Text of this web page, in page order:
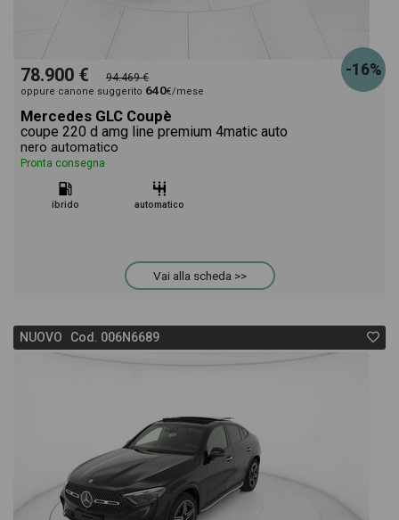
-16%
78.900 € 94.469 €
oppure canone suggerito 640€/mese
Mercedes GLC Coupè
coupe 220 d amg line premium 4matic auto
nero automatico
Pronta consegna
ibrido automatico
Vai alla scheda >>
NUOVO Cod. 006N6689